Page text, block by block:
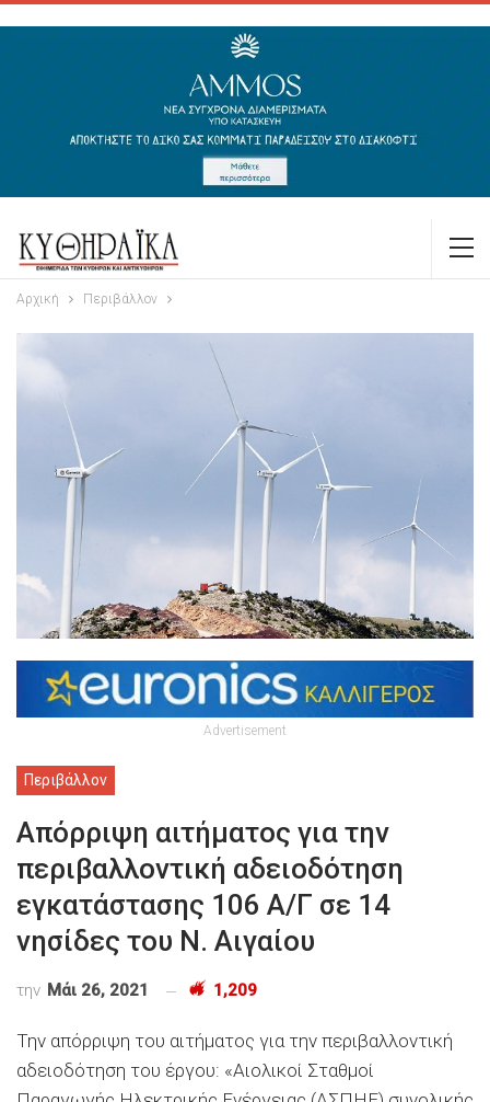
Αρχική Περιβάλλον
Advertisement
Περιβάλλον
Απόρριψη αιτήματος για την
περιβαλλοντική αδειοδότηση
εγκατάστασης 106 Α/Γ σε 14
νησίδες του Ν. Αιγαίου
την Μάι 26, 2021 1,209
Την απόρριψη του αιτήματος για την περιβαλλοντική
αδειοδότηση του έργου: «Αιολικοί Σταθμοί